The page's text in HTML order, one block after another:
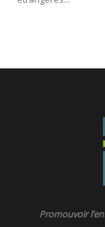
Promouvoir